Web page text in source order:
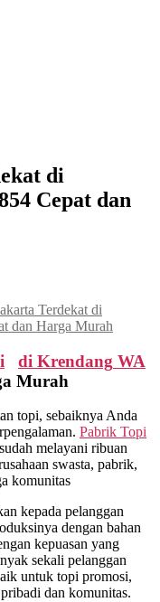
di
Cepat dan
Terdekat di
dan Harga Murah
di Krendang WA
Murah
topi, sebaiknya Anda
Pabrik Topi
melayani ribuan
swasta, pabrik,
komunitas
kepada pelanggan
dengan bahan
kepuasan yang
sekali pelanggan
untuk topi promosi,
dan komunitas.